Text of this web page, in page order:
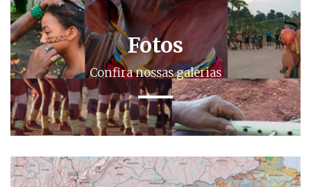
Fotos
Confira nossas galerias